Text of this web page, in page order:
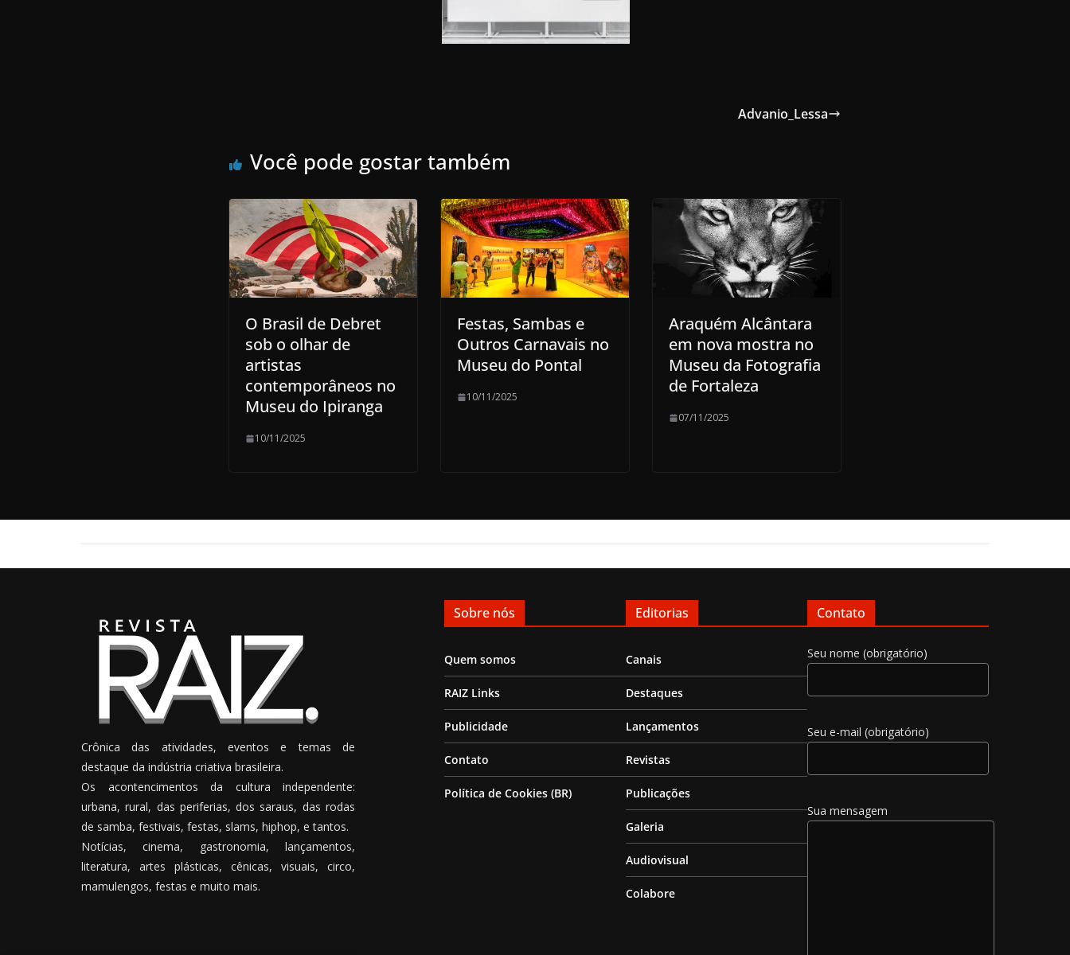
Advanio_Lessa
Você pode gostar também
O Brasil de Debret
sob o olhar de
artistas
contemporâneos no
Museu do Ipiranga
10/11/2025
Festas, Sambas e
Outros Carnavais no
Museu do Pontal
10/11/2025
Araquém Alcântara
em nova mostra no
Museu da Fotografia
de Fortaleza
07/11/2025
Crônica das atividades, eventos e temas de
destaque da indústria criativa brasileira.
Os acontencimentos da cultura independente:
urbana, rural, das periferias, dos saraus, das rodas
de samba, festivais, festas, slams, hiphop, e tantos.
Notícias, cinema, gastronomia, lançamentos,
literatura, artes plásticas, cênicas, visuais, circo,
mamulengos, festas e muito mais.
Sobre nós
Quem somos
RAIZ Links
Publicidade
Contato
Política de Cookies (BR)
Editorias
Canais
Destaques
Lançamentos
Revistas
Publicações
Galeria
Audiovisual
Colabore
Contato
Seu nome (obrigatório)
Seu e-mail (obrigatório)
Sua mensagem